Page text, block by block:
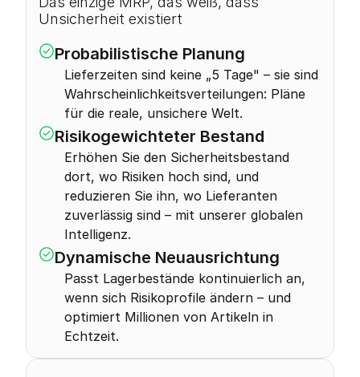
Unsicherheit existiert
Probabilistische Planung
Lieferzeiten sind keine „5 Tage" – sie sind
Wahrscheinlichkeitsverteilungen: Pläne
für die reale, unsichere Welt.
Risikogewichteter Bestand
Erhöhen Sie den Sicherheitsbestand
dort, wo Risiken hoch sind, und
reduzieren Sie ihn, wo Lieferanten
zuverlässig sind – mit unserer globalen
Intelligenz.
Dynamische Neuausrichtung
Passt Lagerbestände kontinuierlich an,
wenn sich Risikoprofile ändern – und
optimiert Millionen von Artikeln in
Echtzeit.